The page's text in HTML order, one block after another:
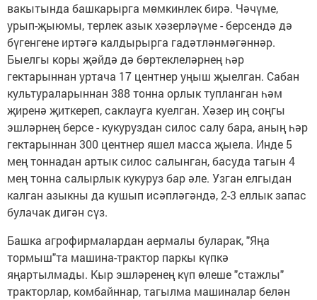
вакытында башкарырга мөмкинлек бирә. Чәчүме,
урып-җыюмы, терлек азык хәзерләүме - берсендә дә
бүгенгене иртәгә калдырырга гадәтләнмәгәннәр.
Быелгы коры җәйдә дә бөртеклеләрнең һәр
гектарыннан уртача 17 центнер уңыш җыелган. Сабан
культураларыннан 388 тонна орлык тупланган һәм
җиренә җиткереп, саклауга куелган. Хәзер иң соңгы
эшләрнең берсе - кукуруздан силос салу бара, аның һәр
гектарыннан 300 центнер яшел масса җыела. Инде 5
мең тоннадан артык силос салынган, басуда тагын 4
мең тонна салырлык кукуруз бар әле. Узган елгыдан
калган азыкны да кушып исәпләгәндә, 2-3 еллык запас
булачак дигән сүз.
Башка агрофирмалардан аермалы буларак, "Яңа
тормыш"та машина-трактор паркы күпкә
яңартылмады. Кыр эшләренең күп өлеше "стажлы"
тракторлар, комбайннар, тагылма машиналар белән